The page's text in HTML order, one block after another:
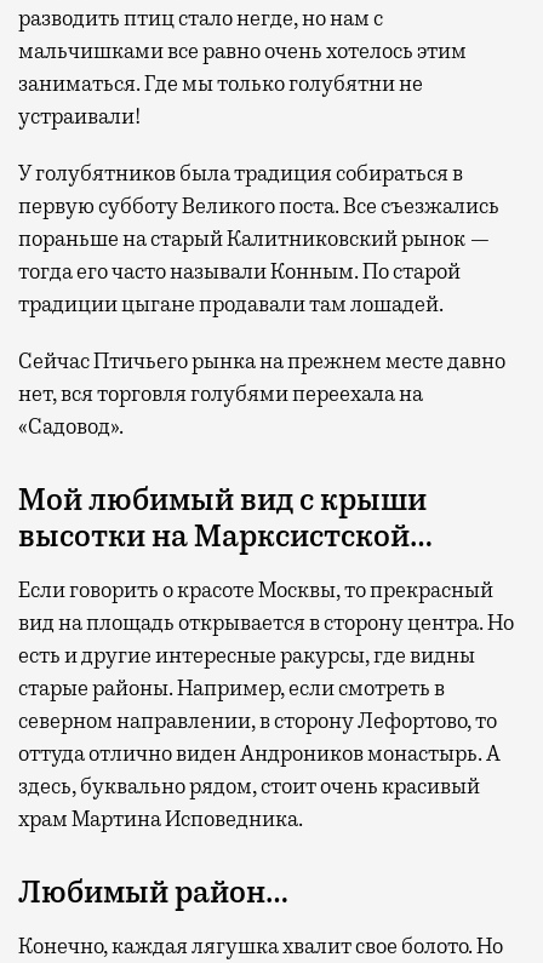
разводить птиц стало негде, но нам с
мальчишками все равно очень хотелось этим
заниматься. Где мы только голубятни не
устраивали!
У голубятников была традиция собираться в
первую субботу Великого поста. Все съезжались
пораньше на старый Калитниковский рынок —
тогда его часто называли Конным. По старой
традиции цыгане продавали там лошадей.
Сейчас Птичьего рынка на прежнем месте давно
нет, вся торговля голубями переехала на
«Садовод».
Мой любимый вид с крыши
высотки на Марксистской…
Если говорить о красоте Москвы, то прекрасный
вид на площадь открывается в сторону центра. Но
есть и другие интересные ракурсы, где видны
старые районы. Например, если смотреть в
северном направлении, в сторону Лефортово, то
оттуда отлично виден Андроников монастырь. А
здесь, буквально рядом, стоит очень красивый
храм Мартина Исповедника.
Любимый район…
Конечно, каждая лягушка хвалит свое болото. Но